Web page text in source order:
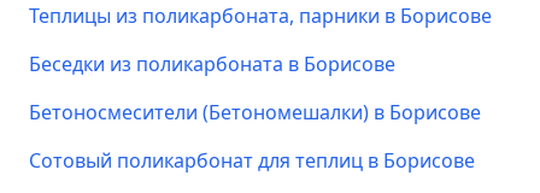
Теплицы из поликарбоната, парники в Борисове
Беседки из поликарбоната в Борисове
Бетоносмесители (Бетономешалки) в Борисове
Сотовый поликарбонат для теплиц в Борисове